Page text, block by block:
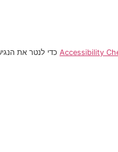
Accessibility כדי לנטר את